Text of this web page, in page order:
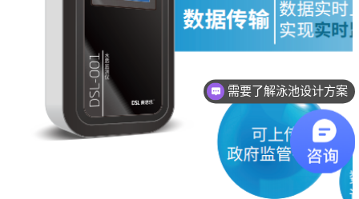
需要了解泳池设计方案